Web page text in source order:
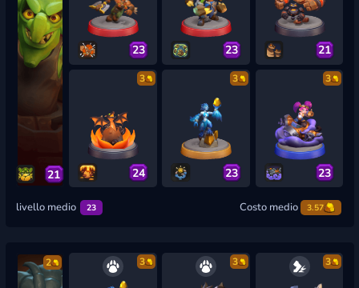
21
23 23 21
3
24
3
23
3
23
livello medio 23 Costo medio 3.57
2 3 3 3